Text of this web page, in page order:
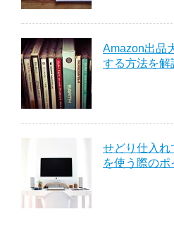
Amazon出品
する方法を解
せどり仕入れ
を使う際のポ